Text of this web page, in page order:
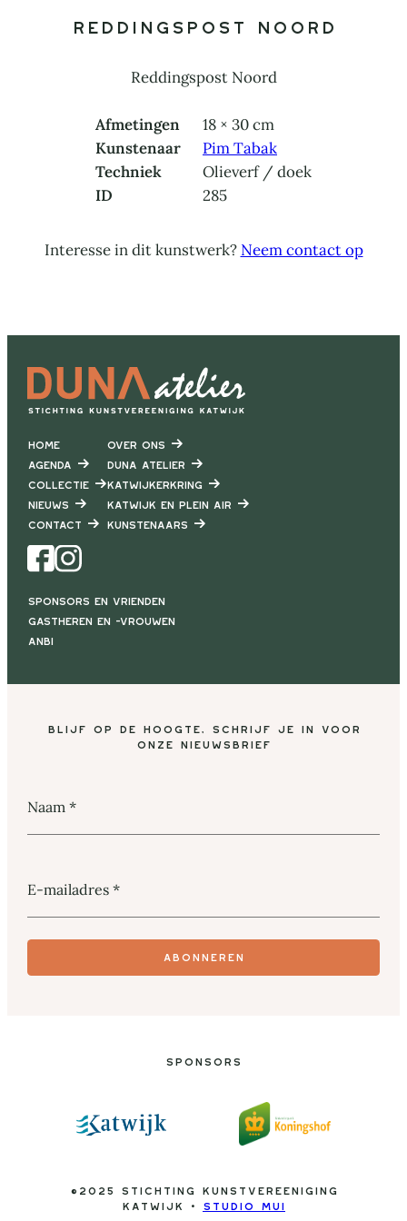
Reddingspost Noord
Reddingspost Noord
Afmetingen
18 × 30 cm
Kunstenaar
Pim Tabak
Techniek
Olieverf / doek
ID
285
Interesse in dit kunstwerk? Neem contact op
Home
Agenda
Collectie
Nieuws
Contact
Facebook Instagram
Over ons
DUNA Atelier
Katwijkerkring
Katwijk en Plein air
Kunstenaars
Sponsors en vrienden
Gastheren en -vrouwen
ANBI
Blijf op de hoogte, schrijf je in voor
onze nieuwsbrief
Naam*
E-mailadres*
Abonneren
Sponsors
©2025 Stichting Kunstvereeniging
Katwijk • Studio Mui